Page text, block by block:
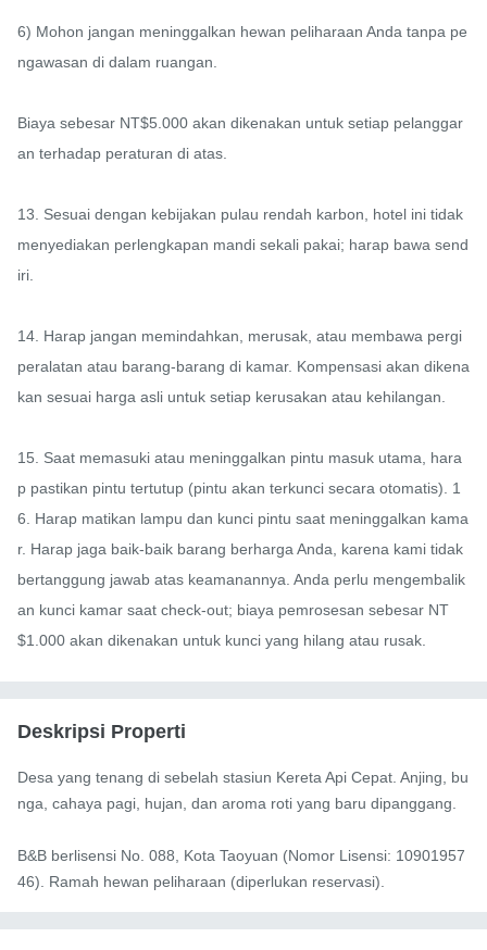
6) Mohon jangan meninggalkan hewan peliharaan Anda tanpa pe
ngawasan di dalam ruangan.
Biaya sebesar NT$5.000 akan dikenakan untuk setiap pelanggar
an terhadap peraturan di atas.
13. Sesuai dengan kebijakan pulau rendah karbon, hotel ini tidak
menyediakan perlengkapan mandi sekali pakai; harap bawa send
iri.
14. Harap jangan memindahkan, merusak, atau membawa pergi
peralatan atau barang-barang di kamar. Kompensasi akan dikena
kan sesuai harga asli untuk setiap kerusakan atau kehilangan.
15. Saat memasuki atau meninggalkan pintu masuk utama, hara
p pastikan pintu tertutup (pintu akan terkunci secara otomatis). 1
6. Harap matikan lampu dan kunci pintu saat meninggalkan kama
r. Harap jaga baik-baik barang berharga Anda, karena kami tidak
bertanggung jawab atas keamanannya. Anda perlu mengembalik
an kunci kamar saat check-out; biaya pemrosesan sebesar NT
$1.000 akan dikenakan untuk kunci yang hilang atau rusak.
Deskripsi Properti
Desa yang tenang di sebelah stasiun Kereta Api Cepat. Anjing, bu
nga, cahaya pagi, hujan, dan aroma roti yang baru dipanggang.
B&B berlisensi No. 088, Kota Taoyuan (Nomor Lisensi: 10901957
46). Ramah hewan peliharaan (diperlukan reservasi).